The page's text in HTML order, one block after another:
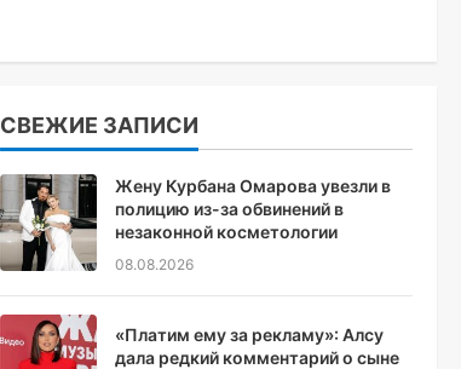
СВЕЖИЕ ЗАПИСИ
Жену Курбана Омарова увезли в
полицию из-за обвинений в
незаконной косметологии
08.08.2026
«Платим ему за рекламу»: Алсу
дала редкий комментарий о сыне